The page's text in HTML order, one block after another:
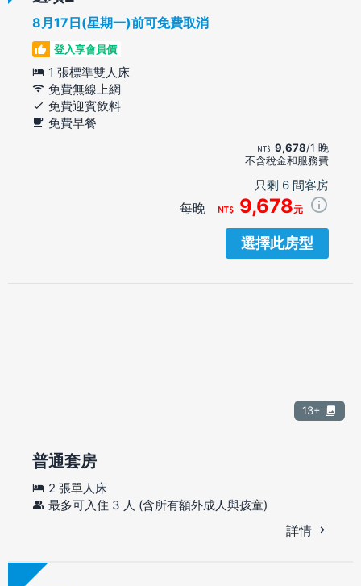
8月17日(星期一)前可免費取消
登入享會員價
1 張標準雙人床
免費無線上網
免費迎賓飲料
免費早餐
9,678/1 晚
不含稅金和服務費
只剩 6 間客房
每晚 9,678元
選擇此房型
13+
普通套房
2 張單人床
最多可入住 3 人 (含所有額外成人與孩童)
詳情